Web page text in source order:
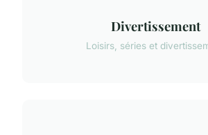
Divertissement
Loisirs, séries et